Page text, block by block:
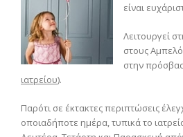
είναι
Λειτουργεί
στους
στην
ιατρείου).
Παρότι σε έκτακτες περιπτώσεις
οποιαδήποτε ημέρα, τυπικά το